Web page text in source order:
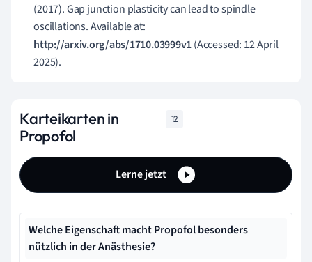
(2017). Gap junction plasticity can lead to spindle
oscillations. Available at:
http://arxiv.org/abs/1710.03999v1(Accessed: 12 April
2025).
Karteikarten in
Propofol
12
Lerne jetzt
Welche Eigenschaft macht Propofol besonders
nützlich in der Anästhesie?